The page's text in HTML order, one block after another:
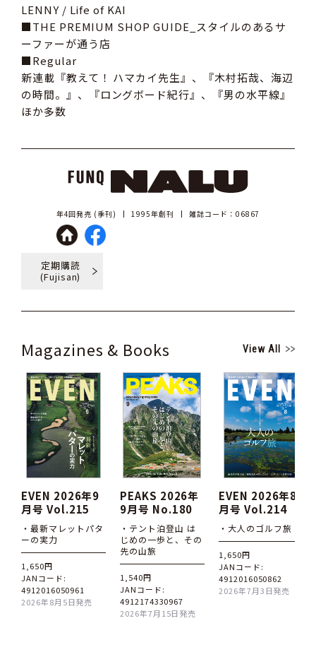
LENNY / Life of KAI
■THE PREMIUM SHOP GUIDE_スタイルのあるサ
ーファーが通う店
■Regular
新連載『教えて！ ハマカイ先生』、『木村拓哉、海辺
の時間。』、『ロングボード紀行』、『男の水平線』
ほか多数
年4回発売 (季刊) 1995年創刊 雑誌コード：06867
定期購読
(Fujisan)
Magazines & Books View All
EVEN 2026年9
月号 Vol.215
・最新マレットパタ
ーの実力
1,650円
JANコード:
4912016050961
2026年8月5日発売
PEAKS 2026年
9月号 No.180
・テント泊登山 は
じめの一歩と、その
先の山旅
1,540円
JANコード:
4912174330967
2026年7月15日発売
EVEN 2026年8
月号 Vol.214
・大人のゴルフ旅
1,650円
JANコード:
4912016050862
2026年7月3日発売